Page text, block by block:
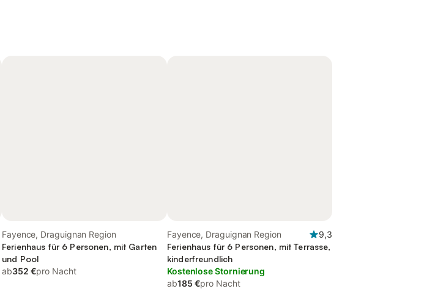
Fayence, Draguignan Region
Ferienhaus für 6 Personen, mit Garten
und Pool
ab352 €pro Nacht
Fayence, Draguignan Region
9,3
Ferienhaus für 6 Personen, mit Terrasse,
kinderfreundlich
Kostenlose Stornierung
ab185 €pro Nacht